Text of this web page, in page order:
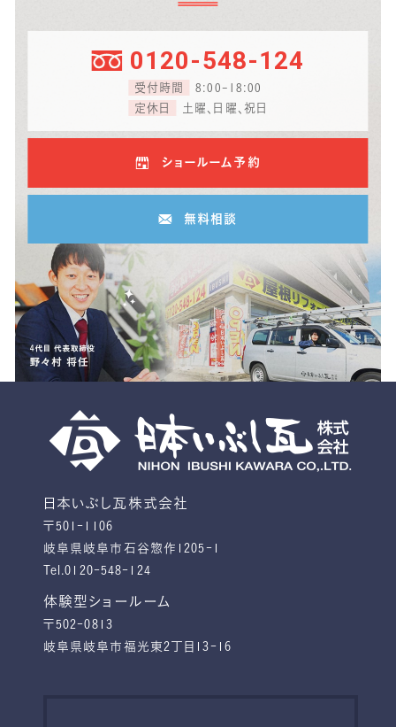
0120-548-124
受付時間
8:00-18:00
定休日
土曜、日曜、祝日
ショールーム予約
無料相談
日本いぶし瓦株式会社
〒501-1106
岐阜県岐阜市石谷惣作1205-1
Tel.0120-548-124
体験型ショールーム
〒502-0813
岐阜県岐阜市福光東2丁目13-16